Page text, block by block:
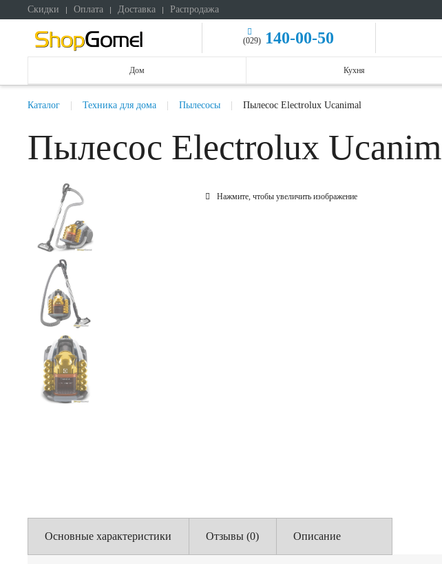
Скидки Оплата Доставка Распродажа
(029) 140-00-50
Дом Кухня
Каталог Техника для дома Пылесосы Пылесос Electrolux Ucanimal
Пылесос Electrolux
Нажмите, чтобы увеличить изображение
Основные характеристики Отзывы (0) Описание